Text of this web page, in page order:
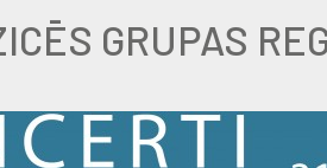
GRUPAS